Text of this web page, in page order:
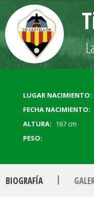
LUGAR NACIMIENTO:
FECHA NACIMIENTO:
ALTURA: 167 cm
PESO:
BIOGRAFÍA |